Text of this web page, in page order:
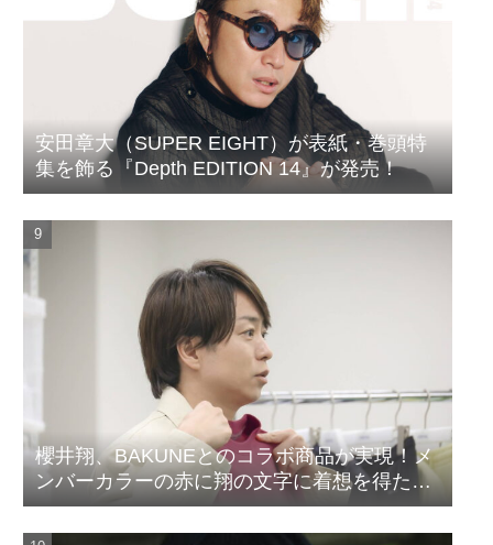
安田章大（SUPER EIGHT）が表紙・巻頭特
集を飾る『Depth EDITION 14』が発売！
櫻井翔、BAKUNEとのコラボ商品が実現！メ
ンバーカラーの赤に翔の文字に着想を得たデ
ザイン